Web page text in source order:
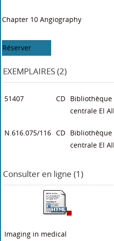
Chapter 10 Angiography
Réserver
EXEMPLAIRES (2)
51407 CD Bibliothèque
centrale El
N.616.075/116 CD Bibliothèque
centrale El
Consulter en ligne (1)
Imaging in medical